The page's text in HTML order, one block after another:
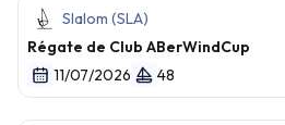
Slalom (SLA)
Régate de Club ABerWindCup
11/07/2026
48